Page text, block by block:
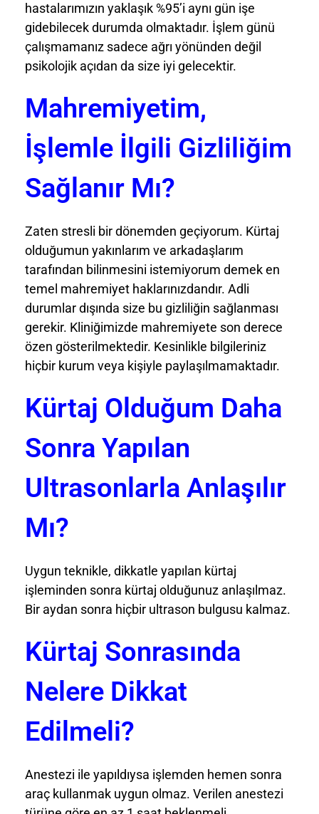
hastalarımızın yaklaşık %95’i aynı gün işe
gidebilecek durumda olmaktadır. İşlem günü
çalışmamanız sadece ağrı yönünden değil
psikolojik açıdan da size iyi gelecektir.
Mahremiyetim,
İşlemle İlgili Gizliliğim
Sağlanır Mı?
Zaten stresli bir dönemden geçiyorum. Kürtaj
olduğumun yakınlarım ve arkadaşlarım
tarafından bilinmesini istemiyorum demek en
temel mahremiyet haklarınızdandır. Adli
durumlar dışında size bu gizliliğin sağlanması
gerekir. Kliniğimizde mahremiyete son derece
özen gösterilmektedir. Kesinlikle bilgileriniz
hiçbir kurum veya kişiyle paylaşılmamaktadır.
Kürtaj Olduğum Daha
Sonra Yapılan
Ultrasonlarla Anlaşılır
Mı?
Uygun teknikle, dikkatle yapılan kürtaj
işleminden sonra kürtaj olduğunuz anlaşılmaz.
Bir aydan sonra hiçbir ultrason bulgusu kalmaz.
Kürtaj Sonrasında
Nelere Dikkat
Edilmeli?
Anestezi ile yapıldıysa işlemden hemen sonra
araç kullanmak uygun olmaz. Verilen anestezi